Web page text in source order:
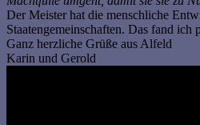
Der Meister hat die menschliche
Staatengemeinschaften. Das fand ich
Ganz herzliche Grüße aus Alfeld
Karin und Gerold